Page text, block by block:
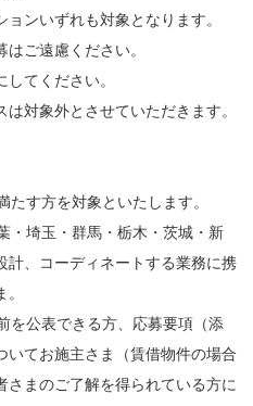
ョンいずれも対象となります。
はご遠慮ください。
してください。
対象外とさせていただきます。
す方を対象といたします。
・埼玉・群馬・栃木・茨城・新
計、コーディネートする業務に携
を公表できる方、応募要項（添
いてお施主さま（賃借物件の場合
さまのご了解を得られている方に